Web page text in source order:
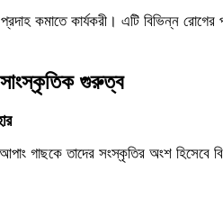
কমাতে কার্যকরী। এটি বিভিন্ন রোগের
গুরুত্ব
গাছকে তাদের সংস্কৃতির অংশ হিসেবে